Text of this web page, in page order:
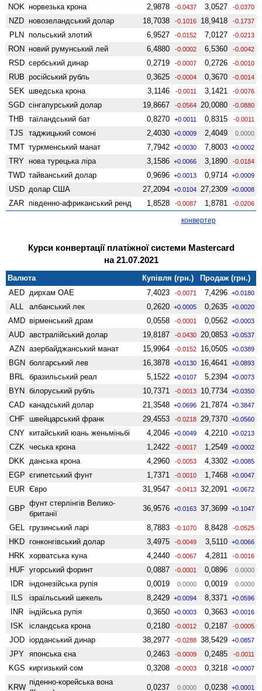
NOK норвезька крона 2,9878 -0.0437 3,0527 -0.0370
NZD ново­зеландський долар 18,7038 -0.1016 18,9418 -0.1737
PLN польський злотий 6,9527 -0.0152 7,0127 -0.0213
RON новий румунський лей 6,4880 -0.0002 6,5360 -0.0042
RSD сербський динар 0,2719 -0.0007 0,2726 -0.0010
RUB російський рубль 0,3625 -0.0004 0,3670 -0.0014
SEK шведська крона 3,1146 -0.0011 3,1421 -0.0076
SGD сінгапурський долар 19,8667 -0.0564 20,0080 -0.0880
THB таїландський бат 0,8270 +0.0011 0,8315 -0.0011
TJS таджицький сомоні 2,4030 +0.0009 2,4049 0.0000
TMT туркменський манат 7,7942 +0.0030 7,8003 +0.0002
TRY нова турецька ліра 3,1586 +0.0066 3,1890 -0.0184
TWD тайванський долар 0,9696 +0.0013 0,9714 +0.0009
USD долар США 27,2094 +0.0104 27,2309 +0.0008
ZAR південно-африканський ренд 1,8528 -0.0087 1,8781 -0.0206
конвертер
Курси конвертації платіжної системи Mastercard
на 21.07.2021
Валюта Купівля (грн.)
Продаж (грн.)
AED дирхам ОАЕ 7,4023 -0.0071 7,4296 +0.0180
ALL албанський лек 0,2620 +0.0005 0,2635 +0.0020
AMD вiрменський драм 0,0558 -0.0001 0,0562 +0.0003
AUD австралійський долар 19,8187 -0.0430 20,0853 +0.0537
AZN азербайджанський манат 15,9964 -0.0152 16,0505 +0.0389
BGN болгарський лев 16,3878 +0.0130 16,4641 +0.0893
BRL бразильський реал 5,1522 +0.0107 5,2394 +0.0073
BYN білоруський рубль 10,7371 -0.0013 10,7734 +0.0350
CAD канадський долар 21,3548 +0.0696 21,7874 +0.3847
CHF швейцарський франк 29,4553 -0.0218 29,7370 +0.0560
CNY китайський юань женьмiньбi 4,2046 +0.0049 4,2210 +0.0213
CZK чеська крона 1,2422 -0.0017 1,2549 +0.0002
DKK данська крона 4,2960 -0.0053 4,3302 +0.0085
EGP єгипетський фунт 1,7371 -0.0010 1,7468 +0.0047
EUR Євро 31,9547 -0.0413 32,2091 +0.0672
GBP
фунт стерлінгів Велико­
британії
36,9576 +0.0163 37,3699 +0.1047
GEL грузинський ларі 8,7883 -0.1070 8,8428 -0.0525
HKD гонконгівський долар 3,4975 -0.0049 3,5110 +0.0066
HRK хорватська куна 4,2440 -0.0067 4,2811 -0.0016
HUF угорський форинт 0,0887 -0.0001 0,0896 0.0000
IDR індонезійська рупія 0,0019 0.0000 0,0019 0.0000
ILS ізраїльський шекель 8,2429 +0.0094 8,3371 +0.0596
INR індійська рупія 0,3650 +0.0003 0,3663 +0.0016
ISK ісландська крона 0,2180 -0.0012 0,2187 -0.0005
JOD іорданський динар 38,2977 -0.0288 38,5429 +0.0857
JPY японська єна 0,2463 -0.0009 0,2485 -0.0011
KGS киргизький сом 0,3208 -0.0003 0,3218 +0.0007
KRW
піденно-корейська вона
0,0237 0.0000 0,0238 +0.0001